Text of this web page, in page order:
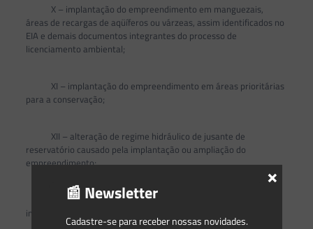
X – implantação do empreendimento em manguezais,
áreas de recargas de aqüíferos ou várzeas, assim identificados no
EIA e demais documentos integrantes do processo de
licenciamento ambiental;
XI – implantação do empreendimento em áreas prioritárias
para a conservação;
XII – alteração de regime hidráulico de jusante de
reservatório causado pela implantação ou ampliação do
empreendimento;
XIII – alteração do regime hidrodinâmico causado pela
implantação ou ampliação do empreendimento;
📰 Newsletter
Cadastre-se para receber nossas novidades.
×